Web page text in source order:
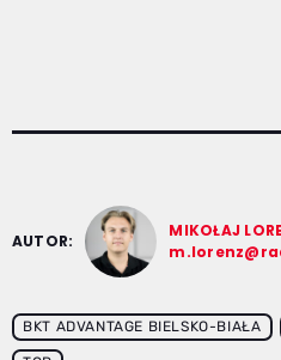
AUTOR:
MIKOŁAJ
BKT ADVANTAGE BIELSKO-BIAŁA